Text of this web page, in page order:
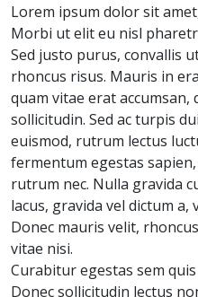
Lorem ipsum dolor sit
Morbi ut elit eu nisl
Sed justo purus, convallis
rhoncus risus. Mauris in
quam vitae erat
sollicitudin. Sed ac turpis
euismod, rutrum lectus
fermentum egestas
rutrum nec. Nulla gravida
lacus, gravida vel dictum
Donec mauris velit,
vitae nisi.
Curabitur egestas sem
Donec sollicitudin lectus